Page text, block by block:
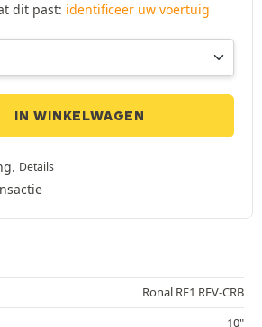
dit past: identificeer uw voertuig
IN WINKELWAGEN
Details
Ronal RF1 REV-CRB
10"